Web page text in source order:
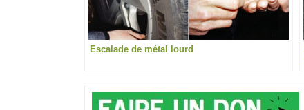
Escalade de métal lourd